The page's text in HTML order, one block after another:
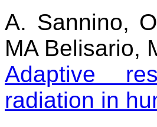
A. Sannino,
MA Belisario,
Adaptive
radiation in